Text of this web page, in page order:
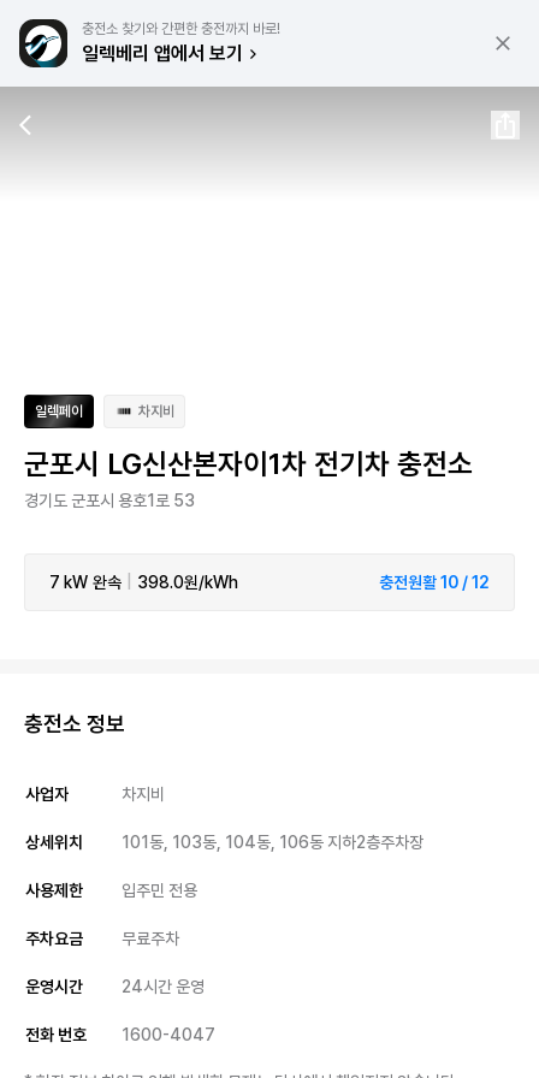
충전소 찾기와 간편한 충전까지 바로!
일렉베리 앱에서 보기
일렉페이 차지비
군포시 LG신산본자이1차 전기차 충전소
경기도 군포시 용호1로 53
7 kW 완속 398.0원/kWh 충전원활 10 / 12
충전소 정보
사업자 차지비
상세위치 101동, 103동, 104동, 106동 지하2층주차장
사용제한 입주민 전용
주차요금 무료주차
운영시간 24시간 운영
전화 번호 1600-4047